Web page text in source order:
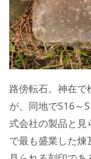
路傍転石。神在
が、同地でS16～
式会社の製品と
で最も盛業した